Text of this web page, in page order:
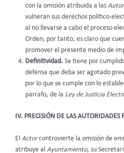
con la omisión atribuida a las
vulneran sus derechos político-
al no llevarse a cabo el proceso
Orden; por tanto, es claro que
promover el presente medio de
Definitividad. Se tiene por
defensa que deba ser agotado
por lo que se cumple con lo
párrafo, de la Ley de Justicia
IV. PRECISIÓN DE LAS AUTORIDADES
El Actorcontrovierte la omisión de
atribuye al Ayuntamiento, su